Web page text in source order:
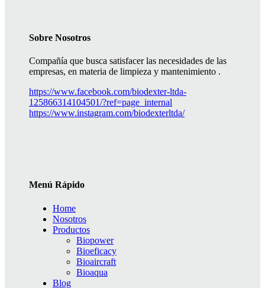
Sobre Nosotros
Compañía que busca satisfacer las necesidades de las
empresas, en materia de limpieza y mantenimiento .
https://www.facebook.com/biodexter-ltda-
125866314104501/?ref=page_internal
https://www.instagram.com/biodexterltda/
Menú Rápido
Home
Nosotros
Productos
Biopower
Bioeficacy
Bioaircraft
Bioaqua
Blog